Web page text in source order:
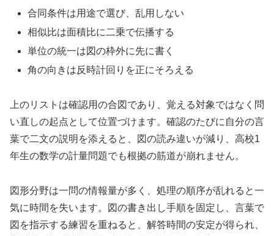
合同条件は用途で選び、乱用しない
相似比は面積比に二乗で伝播する
単位の統一は図の枠外に先に書く
角の向きは反時計回りを正にそろえる
上のリストは確認用の合図であり、覚える対象ではなく問
い直しの起点として位置づけます。確認のたびに自分の言
葉で二文の説明を添えると、図の読み違いが減り、高校1
年生の数学の計量問題でも根拠の筋道が崩れません。
図形分野は一問の情報量が多く、処理の順序が乱れると一
気に時間を失います。図の書き出し手順を固定し、言葉で
図を指示する練習を重ねると、解答時間の安定が得られ、